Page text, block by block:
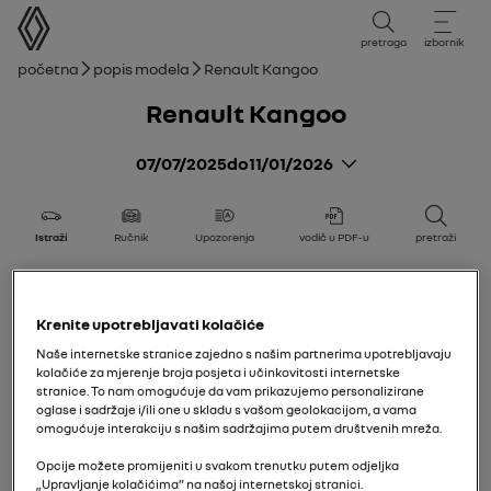
korisnički priručnik
pretraga izbornik
mrvice
Početna Popis modela Renault Kangoo
Renault Kangoo
07/07/2025do11/01/2026
Istraži Ručnik Upozorenja vodič u PDF-u pretraži
Krenite upotrebljavati kolačiće
Naše internetske stranice zajedno s našim partnerima upotrebljavaju
kolačiće za mjerenje broja posjeta i učinkovitosti internetske
stranice. To nam omogućuje da vam prikazujemo personalizirane
oglase i sadržaje i/ili one u skladu s vašom geolokacijom, a vama
omogućuje interakciju s našim sadržajima putem društvenih mreža.
Opcije možete promijeniti u svakom trenutku putem odjeljka
„Upravljanje kolačićima” na našoj internetskoj stranici.